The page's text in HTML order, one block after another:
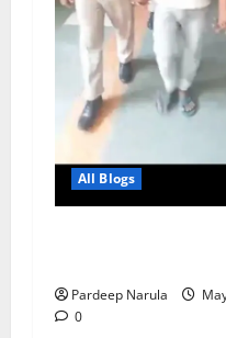
All Blogs
Pardeep Narula
0